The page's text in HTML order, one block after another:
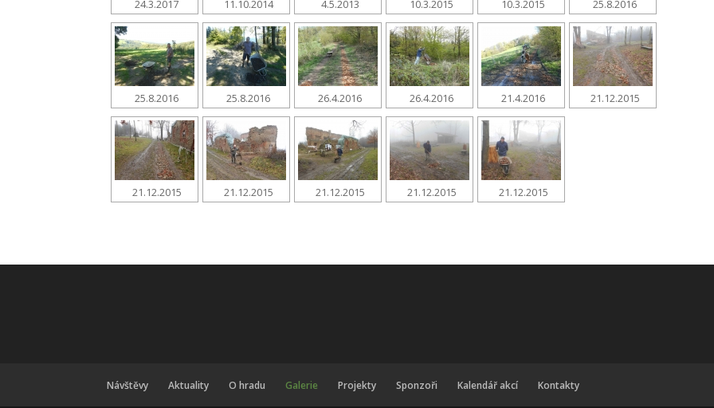
24.3.2017 11.10.2014 4.5.2013 10.3.2015 10.3.2015 25.8.2016
25.8.2016 25.8.2016 26.4.2016 26.4.2016 21.4.2016 21.12.2015
21.12.2015 21.12.2015 21.12.2015 21.12.2015 21.12.2015
Návštěvy Aktuality O hradu Galerie Projekty Sponzoři Kalendář akcí Kontakty